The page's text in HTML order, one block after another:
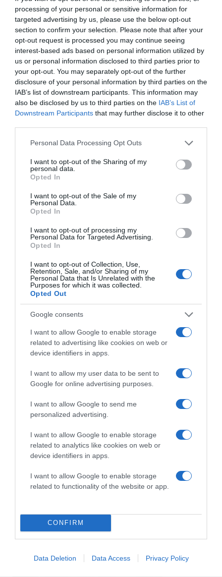
processing of your personal or sensitive information for
targeted advertising by us, please use the below opt-out
section to confirm your selection. Please note that after your
opt-out request is processed you may continue seeing
interest-based ads based on personal information utilized by
us or personal information disclosed to third parties prior to
your opt-out. You may separately opt-out of the further
disclosure of your personal information by third parties on the
IAB’s list of downstream participants. This information may
also be disclosed by us to third parties on the IAB’s List of
Downstream Participants that may further disclose it to other
Please note that this website/app uses one or more Google
not limited to your visit or usage behaviour. You may click to
grant or deny consent to Google and its third-party tags to
use your data for below specified purposes in below Google
consent section.
Personal Data Processing Opt Outs
I want to opt-out of the Sharing of my
personal data.
Opted In
I want to opt-out of the Sale of my
Personal Data.
Opted In
I want to opt-out of processing my
Personal Data for Targeted Advertising.
Opted In
I want to opt-out of Collection, Use,
Retention, Sale, and/or Sharing of my
Personal Data that Is Unrelated with the
Purposes for which it was collected.
Opted Out
Google consents
I want to allow Google to enable storage
related to advertising like cookies on web or
device identifiers in apps.
I want to allow my user data to be sent to
Google for online advertising purposes.
I want to allow Google to send me
personalized advertising.
I want to allow Google to enable storage
related to analytics like cookies on web or
device identifiers in apps.
I want to allow Google to enable storage
related to functionality of the website or app.
CONFIRM
Data Deletion Data Access Privacy Policy
ellenkezőjétől, ez nem egy futó kapcsolat. Abban bízunk,
hogy örökre együtt maradunk – mondta a HOT!
magazinnak Németh Kristóf, aki elárulta, hogy kisfiával,
Lócival fantasztikusan kijön a párja, számos programot
is terveznek kettesben.
Megosztás: Facebook Twitter Pinterest
Címkék: szerelem,párkapcsolat, vallomás
Németh
Kristóf
HASONLÓ BEJEGYZÉSEK
2026-08-04.
Mel C szüleit is elvitte nászútjára